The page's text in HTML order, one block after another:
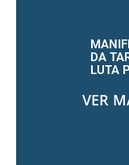
DA
LUTA
VER